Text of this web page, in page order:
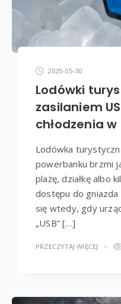
2025-05-30
Lodówki
zasilaniem
chłodzenia
Lodówka
powerbanku brzmi
plażę, działkę albo
dostępu do gniazda
się wtedy, gdy
„USB” […]
PRZECZYTAJ WIĘCEJ